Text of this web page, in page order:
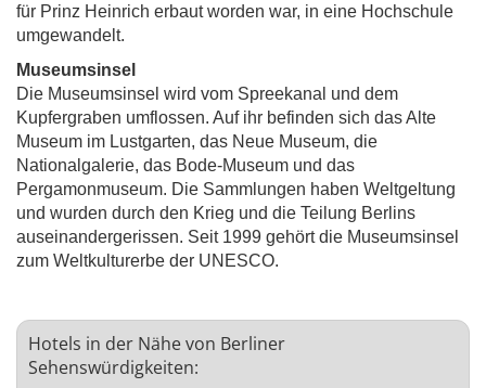
für Prinz Heinrich erbaut worden war, in eine Hochschule
umgewandelt.
Museumsinsel
Die Museumsinsel wird vom Spreekanal und dem
Kupfergraben umflossen. Auf ihr befinden sich das Alte
Museum im Lustgarten, das Neue Museum, die
Nationalgalerie, das Bode-Museum und das
Pergamonmuseum. Die Sammlungen haben Weltgeltung
und wurden durch den Krieg und die Teilung Berlins
auseinandergerissen. Seit 1999 gehört die Museumsinsel
zum Weltkulturerbe der UNESCO.
Hotels in der Nähe von Berliner
Sehenswürdigkeiten: